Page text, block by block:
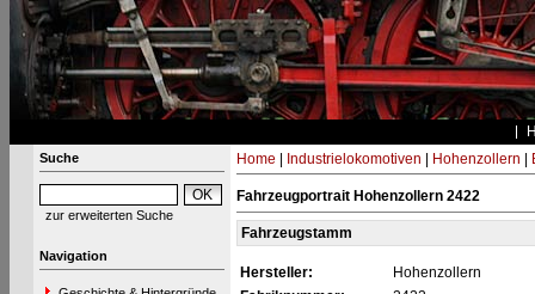
Suche
zur erweiterten Suche
Navigation
Home Industrielokomotiven Hohenzollern
Fahrzeugportrait Hohenzollern 2422
Fahrzeugstamm
Hersteller:
Hohenzollern